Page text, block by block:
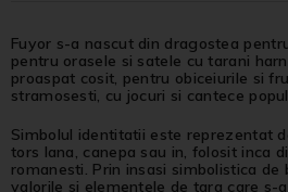
Fuyor s-a nascut din dragostea
pentru orasele si satele cu tarani
proaspat cosit, pentru obiceiurile si
stramosesti, cu jocuri si cantece
Simbolul identitatii este reprezentat
tors lana, canepa sau in, folosit inca
romanesti. Prin insasi simbolistica de
valorile si elementele de tara care s-